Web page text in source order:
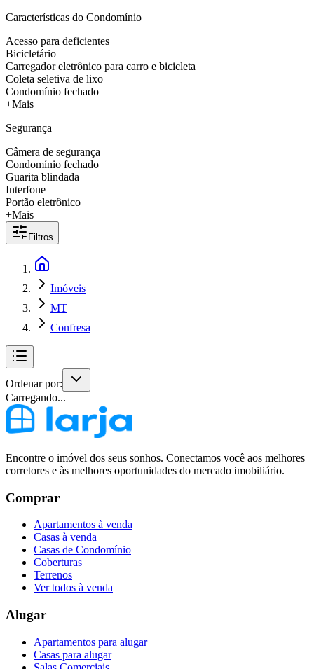
Características do Condomínio
Acesso para deficientes
Bicicletário
Carregador eletrônico para carro e bicicleta
Coleta seletiva de lixo
Condomínio fechado
+Mais
Segurança
Câmera de segurança
Condomínio fechado
Guarita blindada
Interfone
Portão eletrônico
+Mais
Filtros
Imóveis
MT
Confresa
Ordenar por:
Carregando...
Encontre o imóvel dos seus sonhos. Conectamos você aos melhores
corretores e às melhores oportunidades do mercado imobiliário.
Comprar
Apartamentos à venda
Casas à venda
Casas de Condomínio
Coberturas
Terrenos
Ver todos à venda
Alugar
Apartamentos para alugar
Casas para alugar